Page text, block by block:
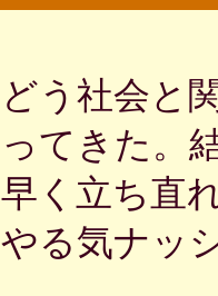
どう社会と
ってきた。
早く立ち直
やる気ナッ